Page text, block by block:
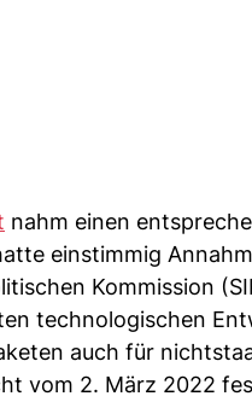
nahm einen
einstimmig
Kommission
technologischen
auch für
vom 2. März 2022